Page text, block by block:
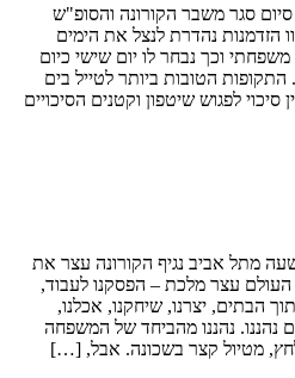
סיום סגר משבר הקורונה והסופ"ש
הזדמנות נהדרת לנצל את הימים
וכך נבחר לו יום שישי כיום
הטובות ביותר לטייל בים
לפגוש שיטפון וקטנים הסיכויים
שעה מתל אביב נגיף הקורונה עצר את
העולם עצר מלכת – הפסקנו לעבוד,
הבתים, יצרנו, שיחקנו, אכלנו,
נהננו. נהננו מהביחד של המשפחה
מטיול קצר בשכונה. אבל, […]